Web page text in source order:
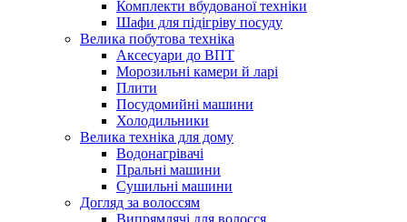
Комплекти вбудованої техніки
Шафи для підігріву посуду
Велика побутова техніка
Аксесуари до ВПТ
Морозильні камери й ларі
Плити
Посудомийні машини
Холодильники
Велика техніка для дому
Водонагрівачі
Пральні машини
Сушильні машини
Догляд за волоссям
Випрямлячі для волосся